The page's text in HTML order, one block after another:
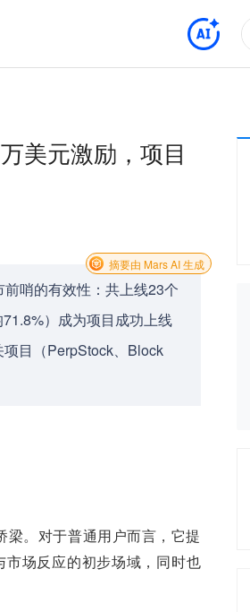
美元激励，项目
哨的有效性：共上线23个
）成为项目成功上线
目（PerpStock、Block
摘要由 Mars AI 生成
。对于普通用户而言，它提
场反应的初步场域，同时也